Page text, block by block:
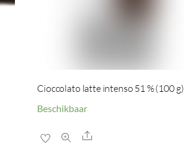
Cioccolato latte intenso 51 % (100 g)
Beschikbaar
Share